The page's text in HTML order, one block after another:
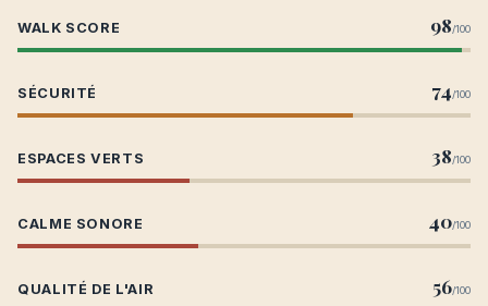
WALK SCORE 98/100
SÉCURITÉ 74/100
ESPACES VERTS 38/100
CALME SONORE 40/100
QUALITÉ DE L'AIR 56/100